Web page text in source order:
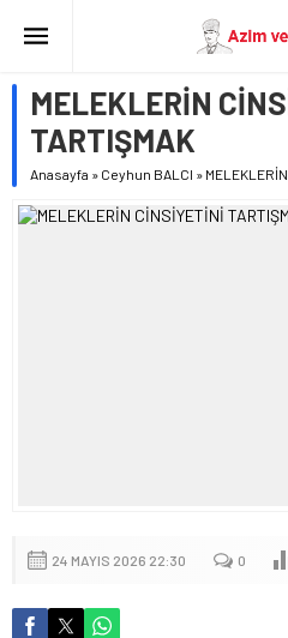
MELEKLERİN
TARTIŞMAK
Anasayfa » Ceyhun BALCI »
24 MAYIS 2026 22:30 0